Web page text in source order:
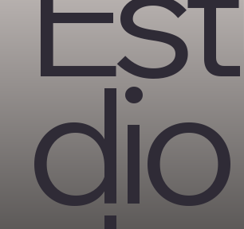
dio